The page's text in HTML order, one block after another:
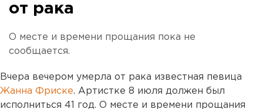
от рака
О месте и времени прощания пока не
сообщается.
Вчера вечером умерла от рака известная певица
Жанна Фриске. Артистке 8 июля должен был
исполниться 41 год. О месте и времени прощания